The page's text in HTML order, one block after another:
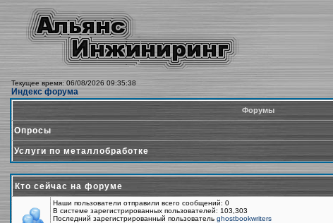
Текущее время: 06/08/2026 09:35:38
Индекс форума
Форумы
Опросы
Услуги по металлобработке
Кто сейчас на форуме
Наши пользователи отправили всего сообщений: 0
В системе зарегистрированных пользователей: 103,303
Последний зарегистрированный пользователь ghostbookwriters